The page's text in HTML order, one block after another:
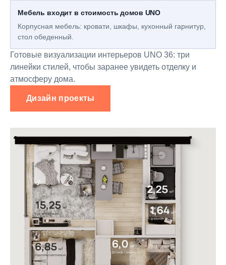
Мебель входит в стоимость домов UNO
Корпусная мебель: кровати, шкафы, кухонный гарнитур,
стол обеденный.
Готовые визуализации интерьеров UNO 36: три
линейки стилей, чтобы заранее увидеть отделку и
атмосферу дома.
Дизайн проекты